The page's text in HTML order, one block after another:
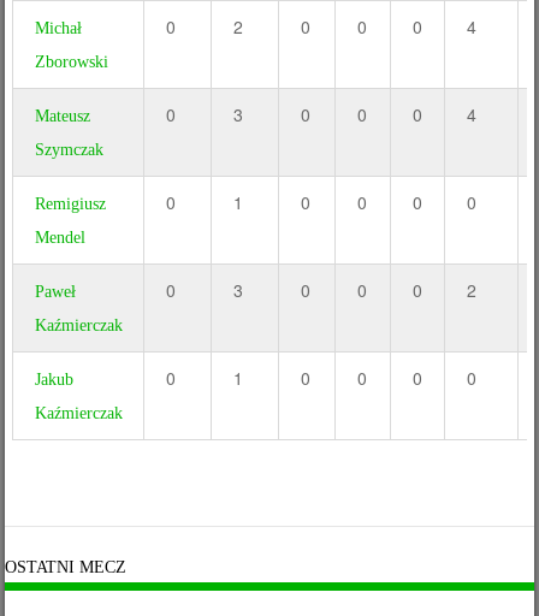
Michał
Zborowski
0 2 0 0 0 4
Mateusz
Szymczak
0 3 0 0 0 4
Remigiusz
Mendel
0 1 0 0 0 0
Paweł
Kaźmierczak
0 3 0 0 0 2
Jakub
Kaźmierczak
0 1 0 0 0 0
OSTATNI MECZ